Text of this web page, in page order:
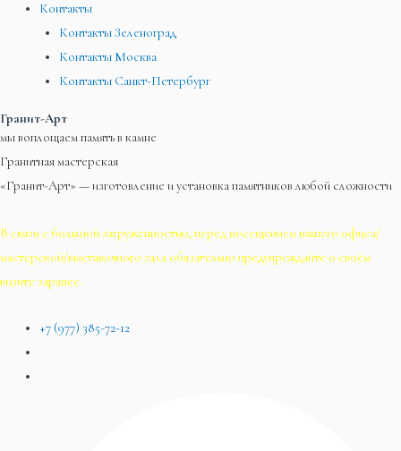
Контакты
Контакты Зеленоград
Контакты Москва
Контакты Санкт-Петербург
Гранит-Арт
мы воплощаем память в камне
Гранитная мастерская
«Гранит-Арт» — изготовление и установка памятников любой сложности
В связи с большой загруженностью, перед посещением нашего офиса/
мастерской/выставочного зала обязательно предупреждайте о своём
визите заранее.
+7 (977) 385-72-12